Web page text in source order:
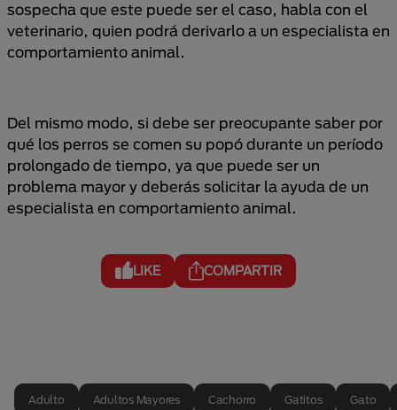
sospecha que este puede ser el caso, habla con el
veterinario, quien podrá derivarlo a un especialista en
comportamiento animal.
Del mismo modo, si debe ser preocupante saber por
qué los perros se comen su popó durante un período
prolongado de tiempo, ya que puede ser un
problema mayor y deberás solicitar la ayuda de un
especialista en comportamiento animal.
LIKE COMPARTIR
Adulto Adultos Mayores Cachorro Gatitos Gato